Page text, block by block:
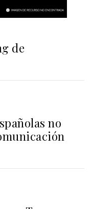
de
no